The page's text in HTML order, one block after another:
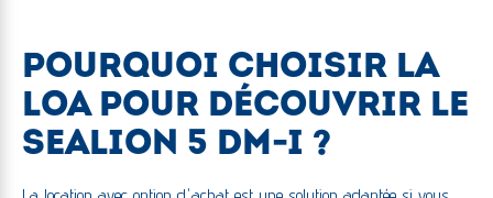
POURQUOI CHOISIR LA
LOA POUR DÉCOUVRIR LE
SEALION 5 DM-I ?